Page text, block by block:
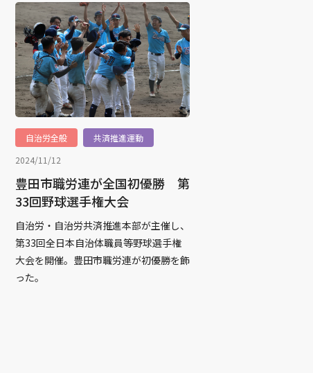
自治労全般
共済推進運動
2024/11/12
豊田市職労連が全国初優勝 第
33回野球選手権大会
自治労・自治労共済推進本部が主催し、
第33回全日本自治体職員等野球選手権
大会を開催。豊田市職労連が初優勝を飾
った。